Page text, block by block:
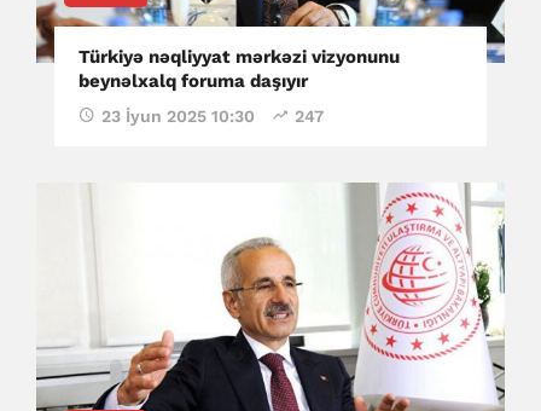
Türkiyə nəqliyyat mərkəzi vizyonunu
beynəlxalq foruma daşıyır
23 İyun 2025 10:30 247